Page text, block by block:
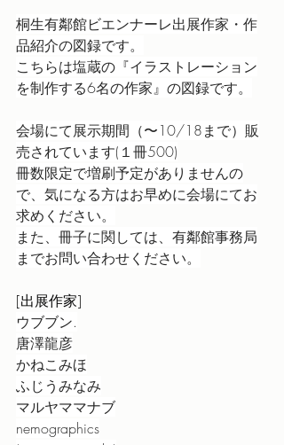
桐生有鄰館ビエンナーレ出展作家・作
品紹介の図録です。
こちらは塩蔵の『イラストレーション
を制作する6名の作家』の図録です。
会場にて展示期間（〜10/18まで）販
売されています(１冊500)
冊数限定で増刷予定がありませんの
で、気になる方はお早めに会場にてお
求めください。
また、冊子に関しては、有鄰館事務局
までお問い合わせください。
[出展作家]
ウブブン.
唐澤龍彦
かねこみほ
ふじうみなみ
マルヤママナブ
nemographics